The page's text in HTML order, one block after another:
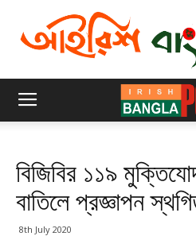
বিজিবির ১১৯
বাতিলে প্রজ্ঞাপন
8th July 2020